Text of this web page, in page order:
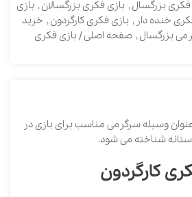
فکری بزرگسال, بازی فکری بزرگسالان, بازی
خنده دار , بازی فکری کارگردون, خرید
بزرگسال, صفحه اصلی / بازی فکری
وسیله سرگرمی مناسب برای بازی در
شناخته می شود.
کارگردون